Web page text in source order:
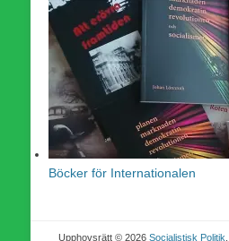
Böcker för Internationalen
Upphovsrätt © 2026 Socialistisk Politik